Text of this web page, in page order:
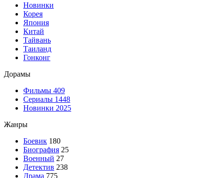
Новинки
Корея
Япония
Китай
Тайвань
Таиланд
Гонконг
Дорамы
Фильмы 409
Сериалы 1448
Новинки 2025
Жанры
Боевик 180
Биография 25
Военный 27
Детектив 238
Драма 775